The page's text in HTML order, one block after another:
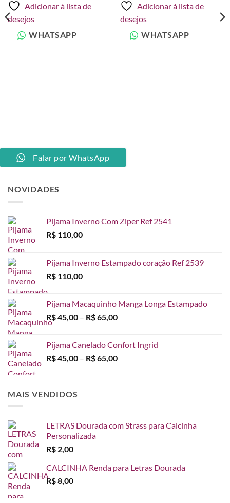
Adicionar à lista de
desejos
WHATSAPP
Adicionar à lista de
desejos
WHATSAPP
Falar por WhatsApp
NOVIDADES
Pijama Inverno Com Ziper Ref 2541
R$ 110,00
Pijama Inverno Estampado coração Ref 2539
R$ 110,00
Pijama Macaquinho Manga Longa Estampado
R$45,00 – R$65,00Faixa
R$ 45,00
através
Pijama Canelado Confort Ingrid
R$45,00 – R$65,00Faixa
MAIS VENDIDOS
LETRAS Dourada com Strass para Calcinha
Personalizada
R$ 2,00
CALCINHA Renda para Letras Dourada
R$8,00